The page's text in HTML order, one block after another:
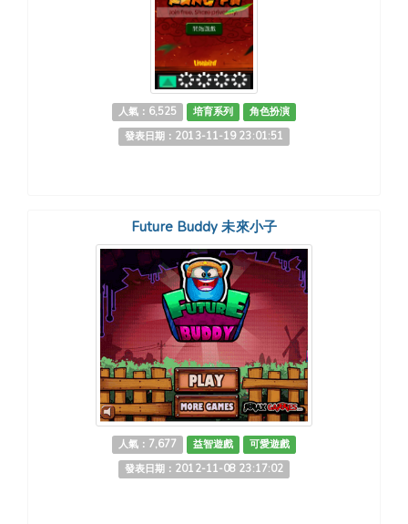
人氣：6,525 培育系列
角色扮演
發表日期：2013-11-19 23:01:51
Future Buddy 未來小子
人氣：7,677 益智遊戲
可愛遊戲
發表日期：2012-11-08 23:17:02